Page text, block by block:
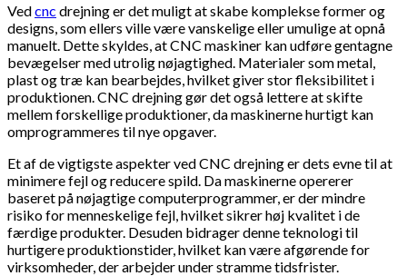
Vedcnc drejning er det muligt at skabe komplekse former og
designs, som ellers ville være vanskelige eller umulige at opnå
manuelt. Dette skyldes, at CNC maskiner kan udføre gentagne
bevægelser med utrolig nøjagtighed. Materialer som metal,
plast og træ kan bearbejdes, hvilket giver stor fleksibilitet i
produktionen. CNC drejning gør det også lettere at skifte
mellem forskellige produktioner, da maskinerne hurtigt kan
omprogrammeres til nye opgaver.
Et af de vigtigste aspekter ved CNC drejning er dets evne til at
minimere fejl og reducere spild. Da maskinerne opererer
baseret på nøjagtige computerprogrammer, er der mindre
risiko for menneskelige fejl, hvilket sikrer høj kvalitet i de
færdige produkter. Desuden bidrager denne teknologi til
hurtigere produktionstider, hvilket kan være afgørende for
virksomheder, der arbejder under stramme tidsfrister.